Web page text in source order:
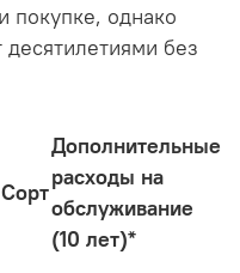
покупке, однако
без
Сорт
Дополнительные
расходы на
обслуживание
(10 лет)*